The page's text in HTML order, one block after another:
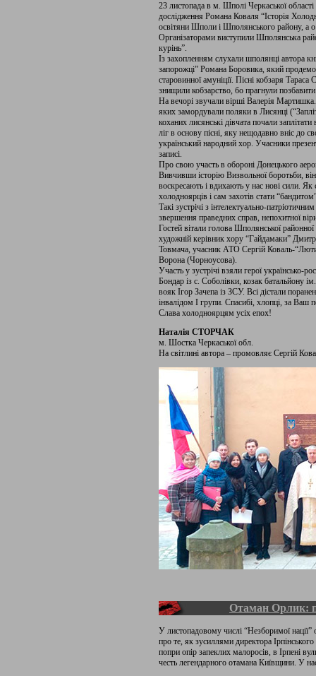
23 листопада в м. Шполі Черкаської
дослідження Романа Коваля “Історія
освітяни Шполи і Шполянського району, а
Організаторами виступили Шполянська
курінь”.
Із захопленням слухали шполянці автора
запорожці” Романа Боровика, який
старовинної амуніції. Пісні кобзаря
знищили кобзарство, бо прагнули
На вечорі звучали вірші Валерія
яких замордували поляки в Лисянці
коханих лисянські дівчата почали
ліг в основу пісні, яку нещодавно вніс до
український народний хор. Учасники
записі.
Про свою участь в обороні Донецького
Вивчивши історію Визвольної боротьби,
воскресають і вдихають у нас нові сили.
холодноярців і сам захотів стати
Такі зустрічі з інтелектуально-
звершення праведних справ, непохитної
Гостей вітали голова Шполянської
художній керівник хору “Гайдамаки” Дмитро
Товмача, учасник АТО Сергій Коваль-
Ворона (Чорноусова).
Участь у зустрічі взяли герої українсько-
Бондар із с. Соболівки, козак батальйону
вояк Ігор Зачепа із ЗСУ. Всі дістали
інвалідом І групи. Спасибі, хлопці, за Ваш
Слава холодноярцям усіх епох!
Наталія СТОРЧАК
м. Шостка Черкаської обл.
На світлині автора – промовляє Сергій
Отаман Орлик:
У листопадовому числі “Незборимої
про те, як зусиллями директора
попри опір запеклих малоросів, в Ірпені
честь легендарного отамана Київщини. У